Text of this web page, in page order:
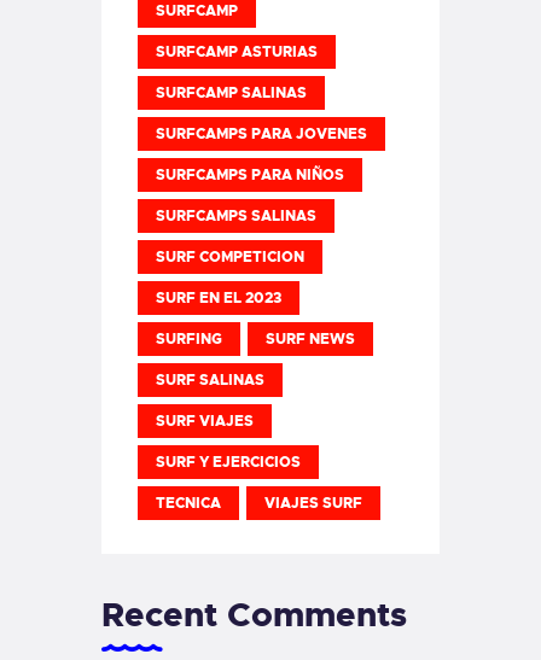
SURFCAMP
SURFCAMP ASTURIAS
SURFCAMP SALINAS
SURFCAMPS PARA JOVENES
SURFCAMPS PARA NIÑOS
SURFCAMPS SALINAS
SURF COMPETICION
SURF EN EL 2023
SURFING SURF NEWS
SURF SALINAS
SURF VIAJES
SURF Y EJERCICIOS
TECNICA VIAJES SURF
Recent Comments